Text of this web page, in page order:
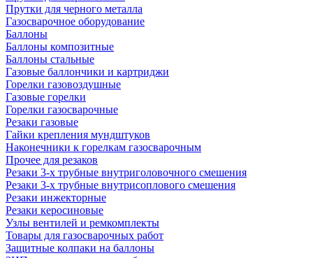
Прутки для черного металла
Газосварочное оборудование
Баллоны
Баллоны композитные
Баллоны стальные
Газовые баллончики и картриджи
Горелки газовоздушные
Газовые горелки
Горелки газосварочные
Резаки газовые
Гайки крепления мундштуков
Наконечники к горелкам газосварочным
Прочее для резаков
Резаки 3-х трубные внутриголовочного смешения
Резаки 3-х трубные внутрисоплового смешения
Резаки инжекторные
Резаки керосиновые
Узлы вентилей и ремкомплекты
Товары для газосварочных работ
Защитные колпаки на баллоны